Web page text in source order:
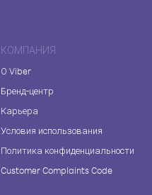
КОМПАНИЯ
О Viber
Бренд-центр
Карьера
Условия использования
Политика конфиденциальности
Customer Complaints Code